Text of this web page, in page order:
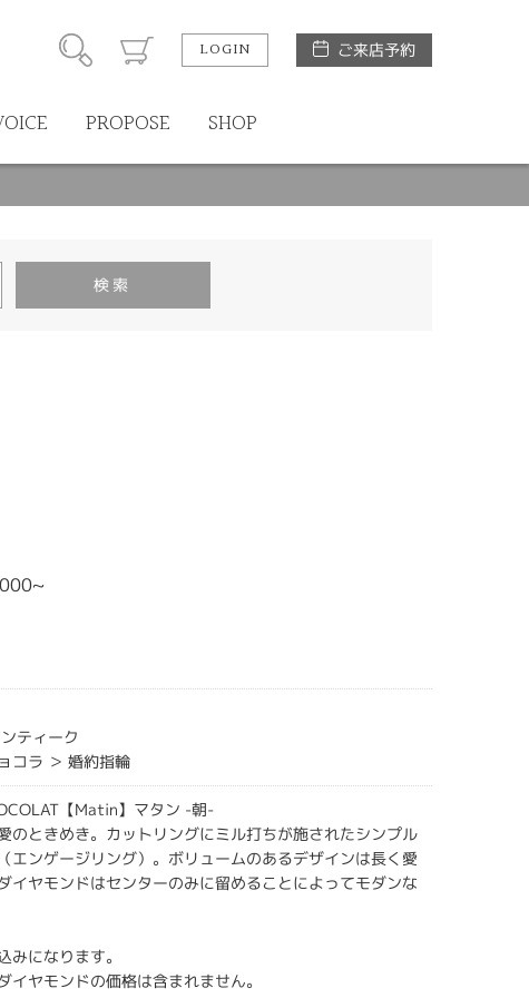
LOGIN ご来店予約
PROPOSE SHOP
ティーク
コラ ＞ 婚約指輪
【Matin】マタン -朝-
のときめき。カットリングにミル打ちが施されたシンプル
エンゲージリング）。ボリュームのあるデザインは長く愛
イヤモンドはセンターのみに留めることによってモダンな
になります。
イヤモンドの価格は含まれません。